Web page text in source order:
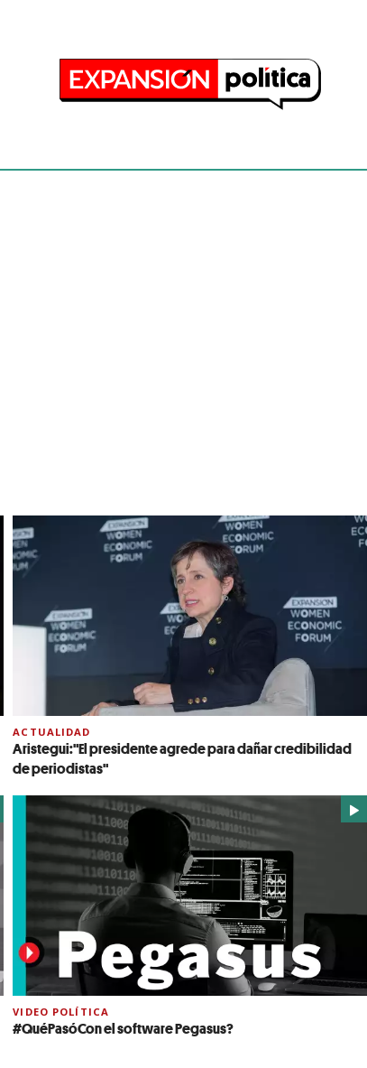
ACTUALIDAD
Aristegui:"El presidente agrede para dañar credibilidad
de periodistas"
VIDEO POLÍTICA
#QuéPasóCon el software Pegasus?